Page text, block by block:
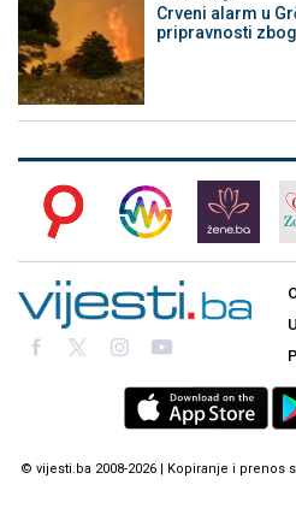
Crveni alarm u
pripravnosti
© vijesti.ba 2008-2026 | Kopiranje i prenos